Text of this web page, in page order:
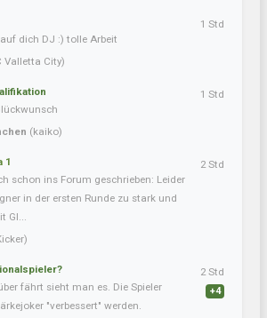
dich DJ :) tolle Arbeit
Valletta City)
1 Std
(kaiko)
1 Std
1
schon ins Forum geschrieben: Leider
in der ersten Runde zu stark und
Gl...
2 Std
fährt sieht man es. Die Spieler
"verbessert" werden.
2 Std
+4